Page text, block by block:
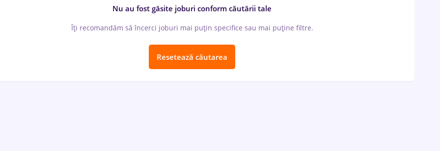
Nu au fost găsite joburi conform căutării tale
Îți recomandăm să încerci joburi mai puțin specifice sau mai puține filtre.
Resetează căutarea